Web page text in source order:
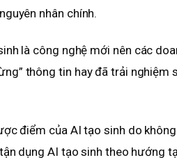
nhân chính.
là công nghệ mới nên các
thông tin hay đã trải nghiệm
điểm của AI tạo sinh do
dụng AI tạo sinh theo hướng